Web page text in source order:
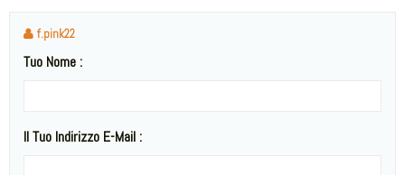
f.pink22
Tuo Nome :
Il Tuo Indirizzo E-Mail :